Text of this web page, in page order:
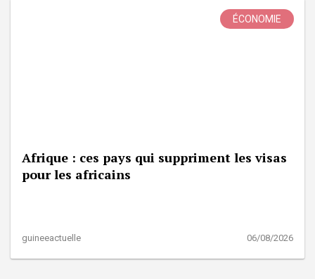
ÉCONOMIE
Afrique : ces pays qui suppriment les visas
pour les africains
guineeactuelle 06/08/2026